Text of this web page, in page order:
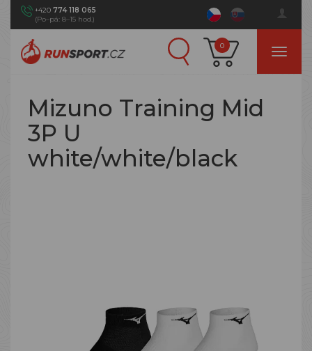
+420 774 118 065
(Po–pá: 8–15 hod.)
0
Mizuno Training Mid
3P U
white/white/black